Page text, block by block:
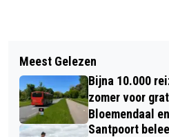
GROEN LICHT VOOR
STATUSHOUDERS
OVERVEEN
WIT LANDSCHAP IN
PAULUSMA
Meest Gelezen
Bijna 10.000
zomer voor
Bloemendaal
Santpoort